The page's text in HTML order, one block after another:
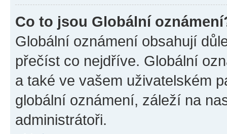
Co to jsou Globální
Globální oznámení obsahují
přečíst co nejdříve. Globální
a také ve vašem uživatelském
globální oznámení, záleží na
administrátoři.